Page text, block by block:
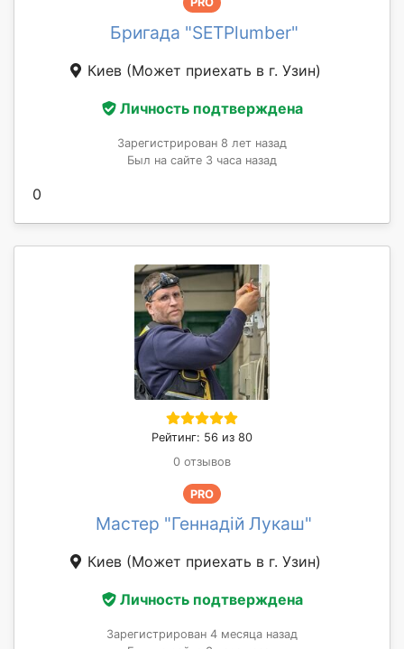
Бригада "SETPlumber"
Киев (Может приехать в г. Узин)
Личность подтверждена
Зарегистрирован 8 лет назад
Был на сайте 3 часа назад
0
Рейтинг: 56 из 80
0 отзывов
PRO
Мастер "Геннадій Лукаш"
Киев (Может приехать в г. Узин)
Личность подтверждена
Зарегистрирован 4 месяца назад